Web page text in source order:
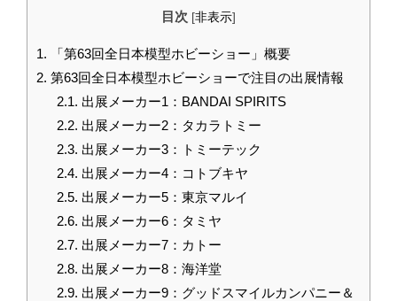
目次 [非表示]
1. 「第63回全日本模型ホビーショー」概要
2. 第63回全日本模型ホビーショーで注目の出展情報
2.1. 出展メーカー1：BANDAI SPIRITS
2.2. 出展メーカー2：タカラトミー
2.3. 出展メーカー3：トミーテック
2.4. 出展メーカー4：コトブキヤ
2.5. 出展メーカー5：東京マルイ
2.6. 出展メーカー6：タミヤ
2.7. 出展メーカー7：カトー
2.8. 出展メーカー8：海洋堂
2.9. 出展メーカー9：グッドスマイルカンパニー＆